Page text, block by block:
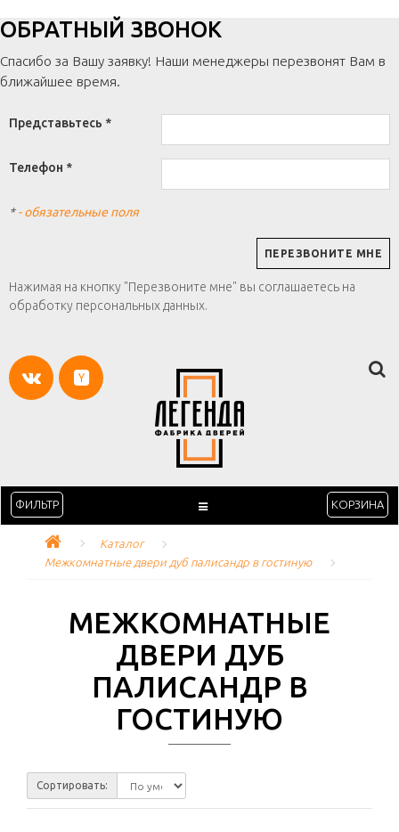
ОБРАТНЫЙ ЗВОНОК
Спасибо за Вашу заявку! Наши менеджеры перезвонят Вам в
ближайшее время.
Представьтесь *
Телефон *
*- обязательные поля
Нажимая на кнопку "Перезвоните мне" вы соглашаетесь на
обработку персональных данных.
ФИЛЬТР КОРЗИНА
Каталог
Межкомнатные двери дуб палисандр в гостиную
МЕЖКОМНАТНЫЕ
ДВЕРИ ДУБ
ПАЛИСАНДР В
ГОСТИНУЮ
Сортировать: